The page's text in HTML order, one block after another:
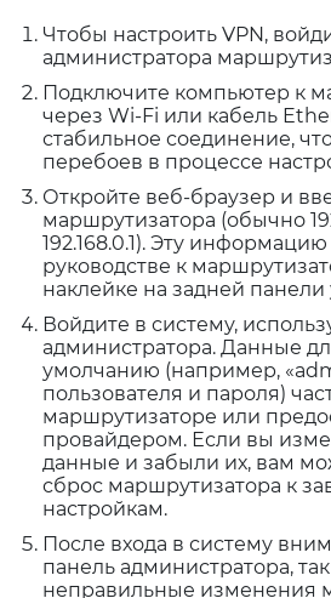
Чтобы настроить VPN,
администратора
Подключите компьютер к
через Wi-Fi или кабель
стабильное соединение,
перебоев в процессе
Откройте веб-браузер и
маршрутизатора (обычно
192.168.0.1). Эту
руководстве к
наклейке на задней панели
Войдите в систему,
администратора. Данные
умолчанию (например,
пользователя и пароля)
маршрутизаторе или
провайдером. Если вы
данные и забыли их, вам
сброс маршрутизатора к
настройкам.
После входа в систему
панель администратора,
неправильные изменения